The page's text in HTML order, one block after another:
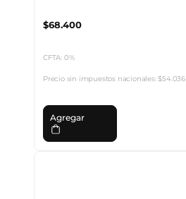
$68.400
CFTA: 0%
Precio sin impuestos nacionales:$54.036
Agregar